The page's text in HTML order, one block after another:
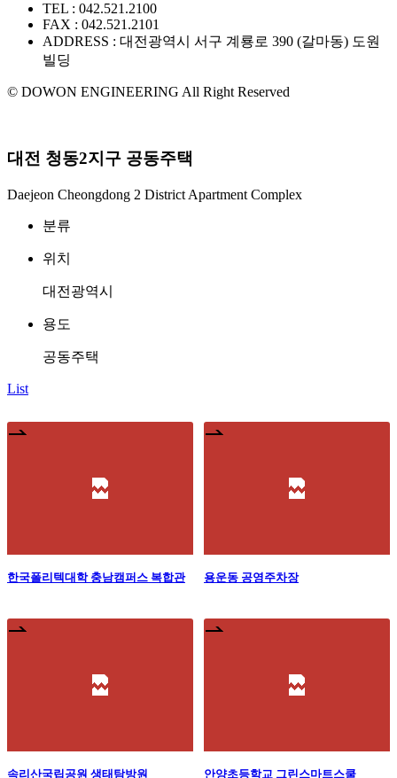
TEL : 042.521.2100
FAX : 042.521.2101
ADDRESS : 대전광역시 서구 계룡로 390 (갈마동) 도원
빌딩
© DOWON ENGINEERING All Right Reserved
대전 청동2지구 공동주택
Daejeon Cheongdong 2 District Apartment Complex
분류
위치
대전광역시
용도
공동주택
List
한국폴리텍대학 충남캠퍼스 복합관 용운동 공영주차장
속리산국립공원 생태탐방원 안양초등학교 그린스마트스쿨